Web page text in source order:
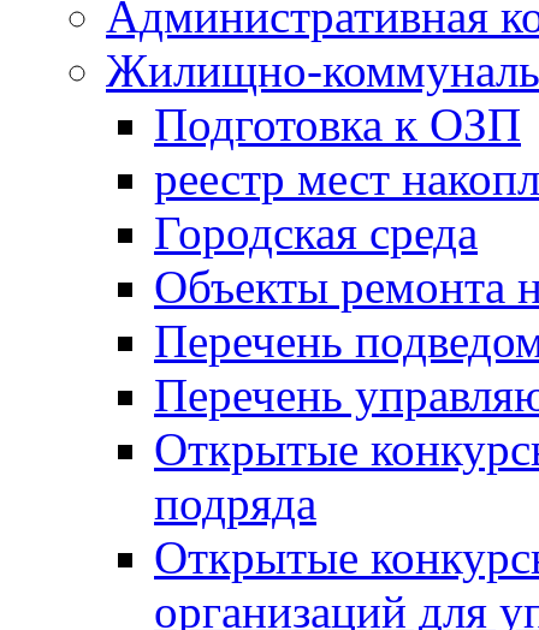
Административная
Жилищно-
Подготовка к ОЗП
реестр мест
Городская среда
Объекты ремонта
Перечень
Перечень
Открытые
подряда
Открытые
организаций для